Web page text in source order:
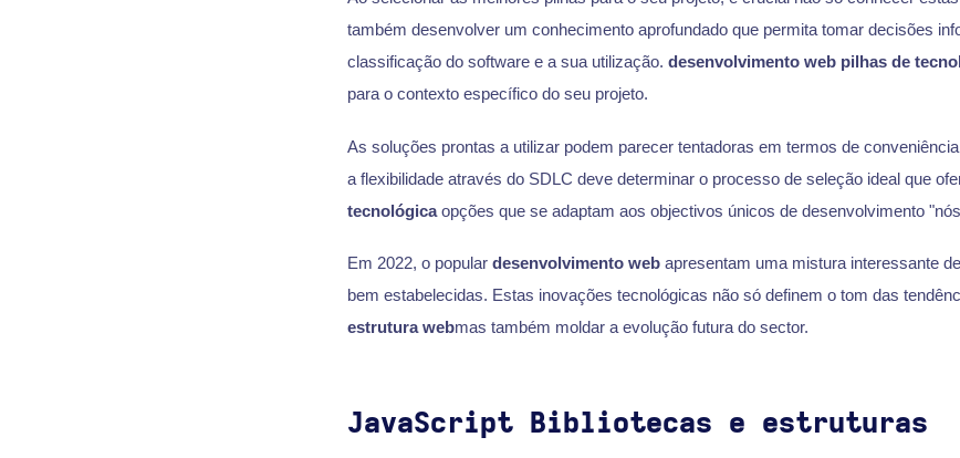
também desenvolver um conhecimento aprofundado que permita tomar decisões
classificação do software e a sua utilização. desenvolvimento web pilhas de
para o contexto específico do seu projeto.
As soluções prontas a utilizar podem parecer tentadoras em termos de
a flexibilidade através do SDLC deve determinar o processo de seleção ideal que
tecnológicaopções que se adaptam aos objectivos únicos de desenvolvimento
Em 2022, o popular desenvolvimento webapresentam uma mistura interessante
bem estabelecidas. Estas inovações tecnológicas não só definem o tom das
estrutura webmas também moldar a evolução futura do sector.
JavaScript Bibliotecas e estruturas